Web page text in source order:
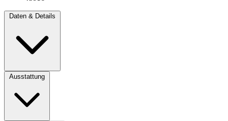
Daten & Details
Ausstattung